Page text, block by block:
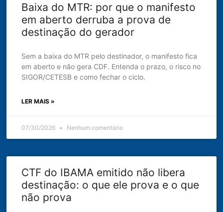
Baixa do MTR: por que o manifesto
em aberto derruba a prova de
destinação do gerador
Sem a baixa do MTR pelo destinador, o manifesto fica
em aberto e não gera CDF. Entenda o prazo, o risco no
SIGOR/CETESB e como fechar o ciclo.
LER MAIS »
07/30/2026 Nenhum comentário
CTF do IBAMA emitido não libera
destinação: o que ele prova e o que
não prova